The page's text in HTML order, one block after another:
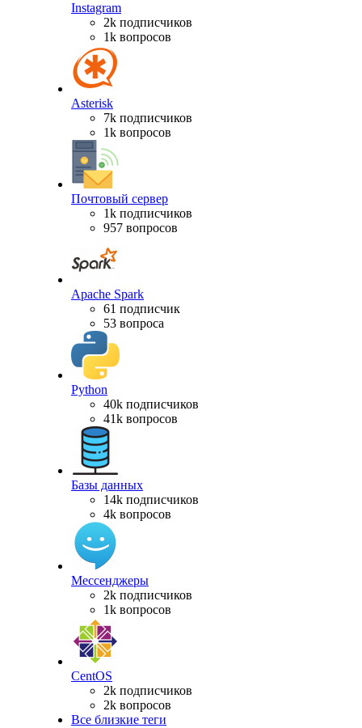
Instagram
2k подписчиков
1k вопросов
Asterisk
7k подписчиков
1k вопросов
Почтовый сервер
1k подписчиков
957 вопросов
Apache Spark
61 подписчик
53 вопроса
Python
40k подписчиков
41k вопросов
Базы данных
14k подписчиков
4k вопросов
Мессенджеры
2k подписчиков
1k вопросов
CentOS
2k подписчиков
2k вопросов
Все близкие теги